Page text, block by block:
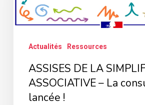
ASSOCIATIVE
lancée
Actualités Ressources
ASSISES DE LA
ASSOCIATIVE – La
lancée !